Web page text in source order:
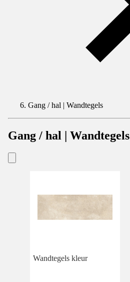
Gang / hal | Wandtegels
Gang / hal | Wandtegels
Wandtegels kleur